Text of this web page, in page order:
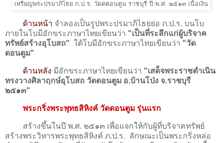
เหรียญพระปรมาภิไธย ภ.ป.ร. วัดดตอนตูน ราชบุรี ปี พ.ศ. ๒๕๑๓ เนื้อเงิน
ด้านหน้า จำลองเป็นรูป พระปรมาภิไธยย่อ ภ.ป.ร. บนโบ
ภายในโบมีอักขระภาษาไทยเขียนว่า "เป็นที่ระลึกแก่ผู้บริจาค
ทรัพย์สร้างอุโบสถ" ใต้โบมีอักขระภาษาไทยเขียนว่า "วัด
ดอนตูม"
ด้านหลัง มีอักขระภาษาไทยเขียนว่า "เสด็จพระราชดำเนิน
ทรงวางศิลาฤกษ์อุโบสถ วัดดอนตูม อ.บ้านโป่ง จ.ราชบุรี
๒๕๑๓"
พระกริ่งพระพุทธสิหิงค์ วัดดอนตูม รุ่นแรก
สร้างขึ้นในปี พ.ศ. ๒๕๑๓ เพื่อแจกให้กับผู้ที่บริจาคทรัพย์
สร้างพระวิหารพระพุทธสิหิงค์ ภ.ป.ร. ลักษณะเป็นพระกริ่งหล่อ